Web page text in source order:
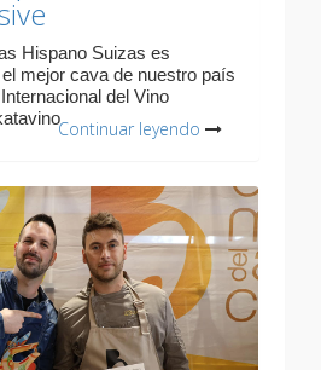
Hispano Suizas es
mejor cava de nuestro país
del Vino
Continuar leyendo